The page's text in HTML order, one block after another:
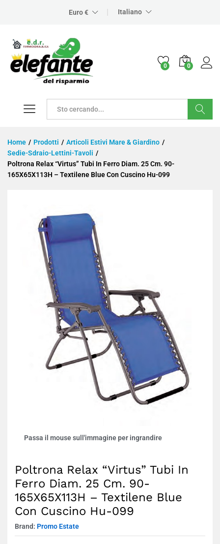
Euro € Italiano
0 0
Home / Prodotti / Articoli Estivi Mare & Giardino /
Sedie-Sdraio-Lettini-Tavoli /
Poltrona Relax “Virtus” Tubi In Ferro Diam. 25 Cm. 90-
165X65X113H – Textilene Blue Con Cuscino Hu-099
Passa il mouse sull'immagine per ingrandire
Poltrona Relax “Virtus” Tubi In
Ferro Diam. 25 Cm. 90-
165X65X113H – Textilene Blue
Con Cuscino Hu-099
Brand: Promo Estate